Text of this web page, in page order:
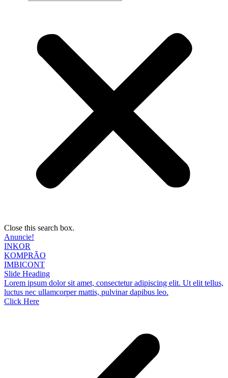
Close this search box.
Anuncie!
INKOR
KOMPRÃO
IMBICONT
Slide Heading
Lorem ipsum dolor sit amet, consectetur adipiscing elit. Ut elit tellus,
luctus nec ullamcorper mattis, pulvinar dapibus leo.
Click Here